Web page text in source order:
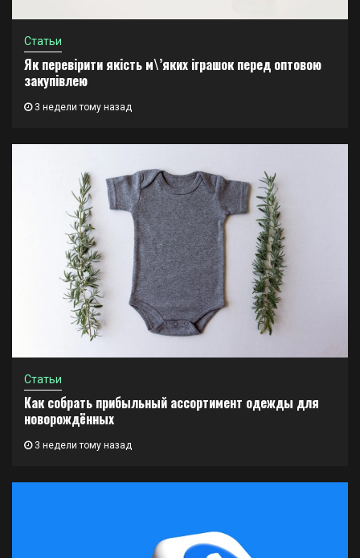
Статьи
Як перевірити якість м\’яких іграшок перед оптовою
закупівлею
3 недели тому назад
Статьи
Как собрать прибыльный ассортимент одежды для
новорождённых
3 недели тому назад